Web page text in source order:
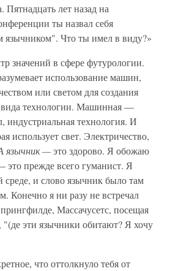
Пятнадцать лет назад на
ты назвал себя
язычником". Что ты имел в виду?»
значений в сфере футурологии.
использование машин,
или светом для создания
вида технологии. Машинная —
индустриальная технология. И
использует свет. Электричество,
язычник —это здорово. Я обожаю
прежде всего гуманист. Я
среде, и слово язычник было там
Конечно я ни разу не встречал
Массачусетс, посещая
эти язычники обитают? Я хочу
что оттолкнуло тебя от